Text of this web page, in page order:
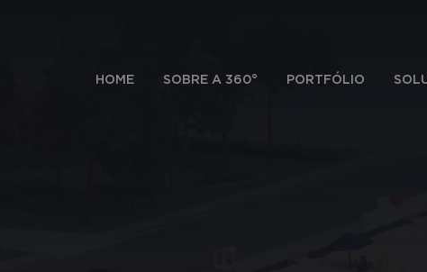
HOME SOBRE A 360° PORTFÓLIO